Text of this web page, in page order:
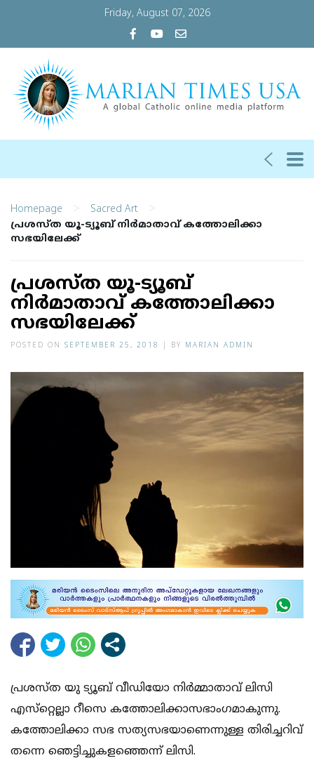
Friday, August 07, 2026
Homepage > Sacred Art >
പ്രശസ്ത യൂ-ട്യൂബ് നിര്‍മാതാവ് കത്തോലിക്കാ
സഭയിലേക്ക്
പ്രശസ്ത യൂ-ട്യൂബ്
നിര്‍മാതാവ് കത്തോലിക്കാ
സഭയിലേക്ക്
POSTED ON SEPTEMBER 25, 2018 BY MARIAN ADMIN
പ്രശസ്ത യു ട്യൂബ് വീഡിയോ നിര്‍മ്മാതാവ് ലിസി
എസ്‌റ്റെല്ലാ റീസെ കത്തോലിക്കാസഭാംഗമാകുന്നു.
കത്തോലിക്കാ സഭ സത്യസഭയാണെന്നുള്ള തിരിച്ചറിവ്
തന്നെ ഞെട്ടിച്ചുകളഞ്ഞെന്ന് ലിസി.